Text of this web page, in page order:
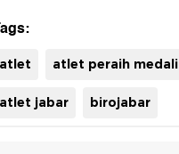
atlet atlet peraih medali
atlet jabar birojabar